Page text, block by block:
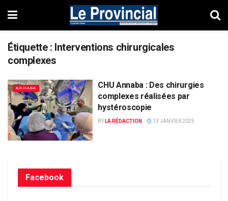
Étiquette : Interventions chirurgicales
complexes
ANNABA
CHU Annaba : Des chirurgies
complexes réalisées par
hystéroscopie
BY LA RÉDACTION 13 JANVIER 2025
Facebook